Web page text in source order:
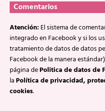
Comentarios
Atención:El sistema de
integrado en Facebook y si los
tratamiento de datos de datos
Facebook de la manera
página dePolitica de datos de
laPolítica de privacidad,
cookies.